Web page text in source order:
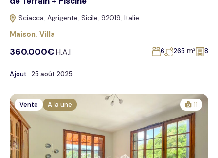
Sciacca, Agrigente, Sicile, 92019, Italie
Maison, Villa
360.000€H.A.I 6 265 m² 8
Ajout : 25 août 2025
Vente A la une 11